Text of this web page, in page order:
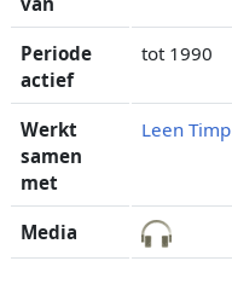
Periode
actief
tot 1990
Werkt
samen
met
Leen Timp
Media